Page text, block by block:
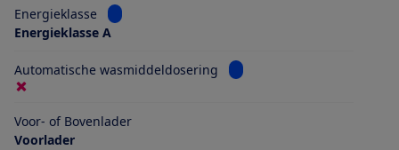
Energieklasse
Bekijk informatie voor Energieklasse
Energieklasse A
Automatische wasmiddeldosering Bekijk informatie voor
Voor- of Bovenlader
Voorlader